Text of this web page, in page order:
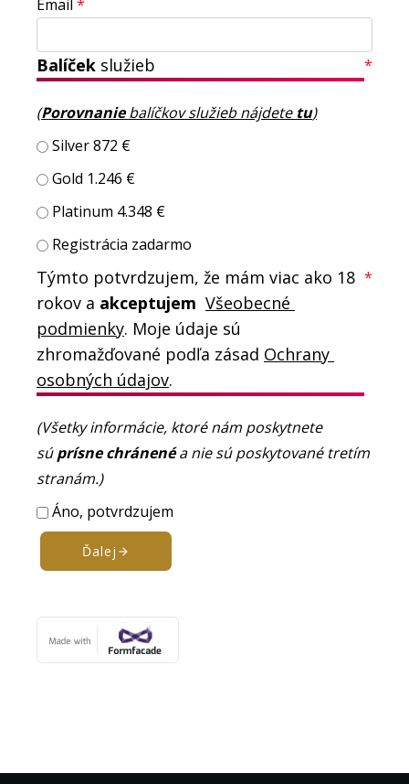
Email *
Balíček služieb *
(Porovnaniebalíčkov služieb nájdete tu)
Silver 872 €
Gold 1.246 €
Platinum 4.348 €
Registrácia zadarmo
Týmto potvrdzujem, že mám viac ako 18
rokov a akceptujem Všeobecné
podmienky. Moje údaje sú
zhromažďované podľa zásad Ochrany
osobných údajov.
*
(Všetky informácie, ktoré nám poskytnete
súprísne chránenéa nie sú poskytované tretím
stranám.)
Áno, potvrdzujem
Ďalej arrow_forward